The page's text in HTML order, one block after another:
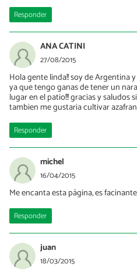
Responder
ANA CATINI
27/08/2015
Hola gente linda!! soy de Argentina
ya que tengo ganas de tener un
lugar en el patio!!! gracias y saludos
tambien me gustaria cultivar
Responder
michel
16/04/2015
Me encanta esta página, es
Responder
juan
18/03/2015